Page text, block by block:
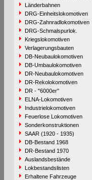
Länderbahnen
DRG-Einheitslokomotiven
DRG-Zahnradlokomotiven
DRG-Schmalspurlok.
Kriegslokomotiven
Verlagerungsbauten
DB-Neubaulokomotiven
DB-Umbaulokomotiven
DR-Neubaulokomotiven
DR-Rekolokomotiven
DR - "6000er"
ELNA-Lokomotiven
Industrielokomotiven
Feuerlose Lokomotiven
Sonderkonstruktionen
SAAR (1920 - 1935)
DB-Bestand 1968
DR-Bestand 1970
Auslandsbestände
Lokbestandslisten
Erhaltene Fahrzeuge